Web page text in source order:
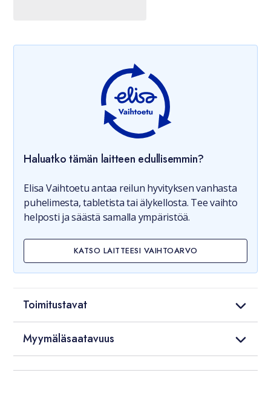
Haluatko tämän laitteen edullisemmin?
Elisa Vaihtoetu antaa reilun hyvityksen vanhasta
puhelimesta, tabletista tai älykellosta. Tee vaihto
helposti ja säästä samalla ympäristöä.
KATSO LAITTEESI VAIHTOARVO
Toimitustavat
Myymäläsaatavuus